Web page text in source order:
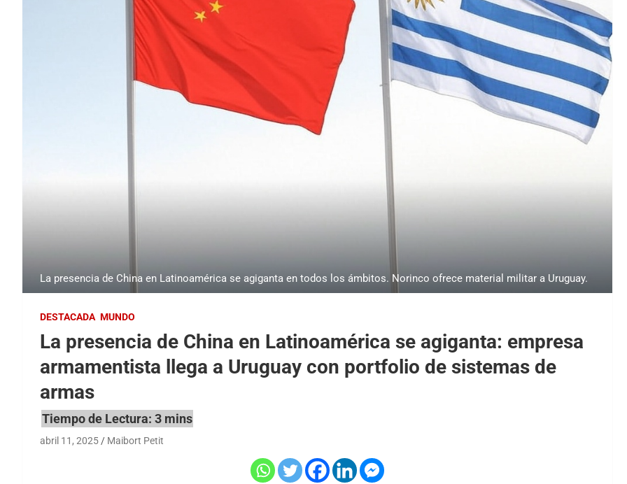
La presencia de China en Latinoamérica se agiganta en todos los ámbitos. Norinco ofrece material militar a Uruguay.
DESTACADA MUNDO
La presencia de China en Latinoamérica se agiganta: empresa
armamentista llega a Uruguay con portfolio de sistemas de
armas
abril 11, 2025 Maibort Petit